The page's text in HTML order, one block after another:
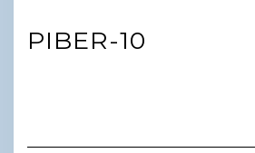
PIBER-10